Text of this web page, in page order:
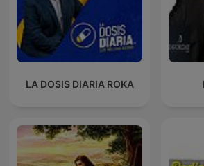
LA DOSIS DIARIA ROKA